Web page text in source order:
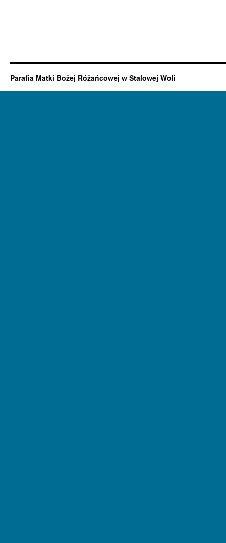
Parafia Matki Bożej Różańcowej w Stalowej Woli